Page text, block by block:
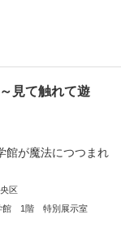
見て触れて遊
館が魔法につつまれ
区
館 1階 特別展示室